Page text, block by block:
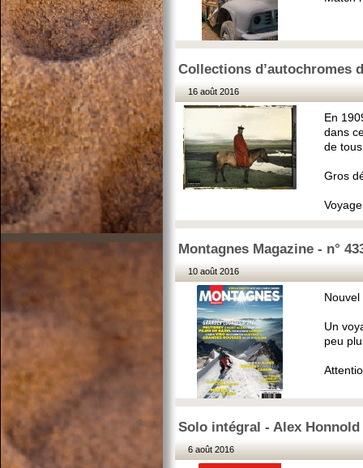
Collections d’autochromes
16 août 2016
En
dans
de
Gros
Montagnes Magazine - n°
10 août 2016
Un
peu
Solo intégral - Alex Honnold
6 août 2016